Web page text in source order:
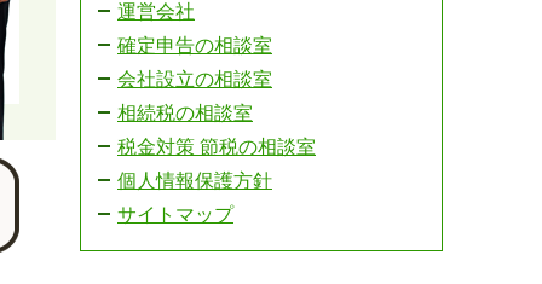
運営会社
確定申告の相談室
会社設立の相談室
相続税の相談室
税金対策 節税の相談室
個人情報保護方針
サイトマップ